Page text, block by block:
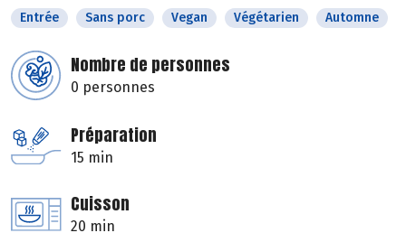
Entrée Sans porc Vegan Végétarien Automne
Nombre de personnes
0 personnes
Préparation
15 min
Cuisson
20 min